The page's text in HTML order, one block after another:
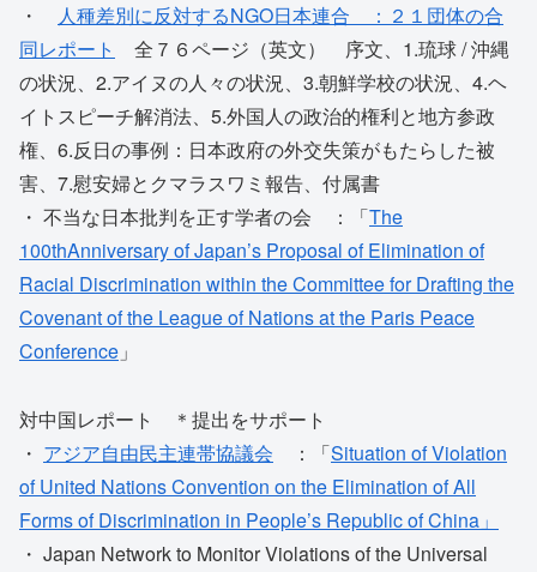
・ 人種差別に反対するNGO日本連合 ：２１団体の合
同レポート
全７６ページ（英文） 序文、1.琉球 / 沖縄
の状況、2.アイヌの人々の状況、3.朝鮮学校の状況、4.ヘ
イトスピーチ解消法、5.外国人の政治的権利と地方参政
権、6.反日の事例：日本政府の外交失策がもたらした被
害、7.慰安婦とクマラスワミ報告、付属書
・ 不当な日本批判を正す学者の会 ：「The
100thAnniversary of Japan’s Proposal of Elimination of
Racial Discrimination within the Committee for Drafting the
Covenant of the League of Nations at the Paris Peace
Conference 」
対中国レポート ＊提出をサポート
・ アジア自由民主連帯協議会 ：「Situation of Violation
of United Nations Convention on the Elimination of All
Forms of Discrimination in People’s Republic of China」
・ Japan Network to Monitor Violations of the Universal